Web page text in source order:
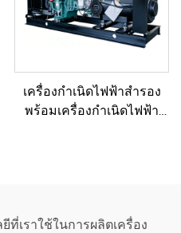
เครื่องกำเนิดไฟฟ้าสำรอง
พร้อมเครื่องกำเนิดไฟฟ้า
ที่เราใช้ในการผลิตเครื่อง